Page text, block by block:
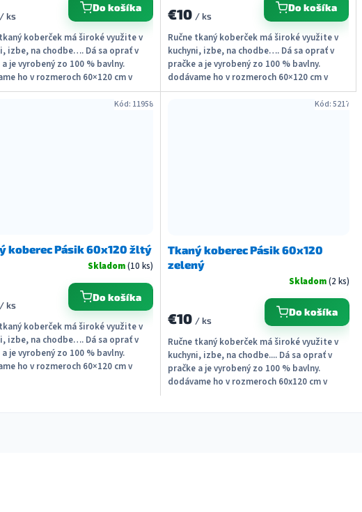
/ ks
Do košíka
koberček má široké využite v
izbe, na chodbe…. Dá sa oprať v
je vyrobený zo 100 % bavlny.
ho v rozmeroch 60×120 cm v
€10 / ks
Do košíka
Ručne tkaný koberček má široké využite v
kuchyni, izbe, na chodbe…. Dá sa oprať v
pračke a je vyrobený zo 100 % bavlny.
dodávame ho v rozmeroch 60×120 cm v
piatich farbách....
koberec Pásik 60x120 žltý
Skladom(10 ks)
/ ks
Do košíka
koberček má široké využite v
izbe, na chodbe…. Dá sa oprať v
je vyrobený zo 100 % bavlny.
ho v rozmeroch 60×120 cm v
Kód: 11958
Tkaný koberec Pásik 60x120
zelený
Skladom(2 ks)
€10 / ks
Do košíka
Ručne tkaný koberček má široké využite v
kuchyni, izbe, na chodbe.... Dá sa oprať v
pračke a je vyrobený zo 100 % bavlny.
dodávame ho v rozmeroch 60x120 cm v
Kód:5217